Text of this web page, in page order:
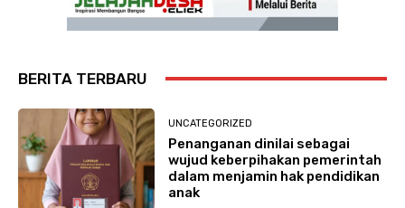
BERITA TERBARU
UNCATEGORIZED
Penanganan dinilai sebagai
wujud keberpihakan pemerintah
dalam menjamin hak pendidikan
anak